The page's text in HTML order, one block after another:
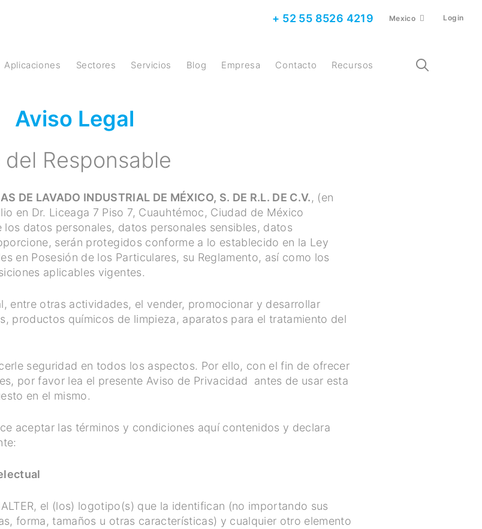
+ 52 55 8526 4219 Mexico Login
Aplicaciones Sectores Servicios Blog Empresa Contacto Recursos
Aviso Legal
Responsable
DE LAVADO INDUSTRIAL DE MÉXICO, S. DE R.L. DE C.V., (en
en Dr. Liceaga 7 Piso 7, Cuauhtémoc, Ciudad de México
datos personales, datos personales sensibles, datos
serán protegidos conforme a lo establecido en la Ley
en Posesión de los Particulares, su Reglamento, así como los
aplicables vigentes.
entre otras actividades, el vender, promocionar y desarrollar
productos químicos de limpieza, aparatos para el tratamiento del
seguridad en todos los aspectos. Por ello, con el fin de ofrecer
por favor lea el presente Aviso de Privacidad antes de usar esta
en el mismo.
aceptar las términos y condiciones aquí contenidos y declara
el (los) logotipo(s) que la identifican (no importando sus
forma, tamaños u otras características) y cualquier otro elemento